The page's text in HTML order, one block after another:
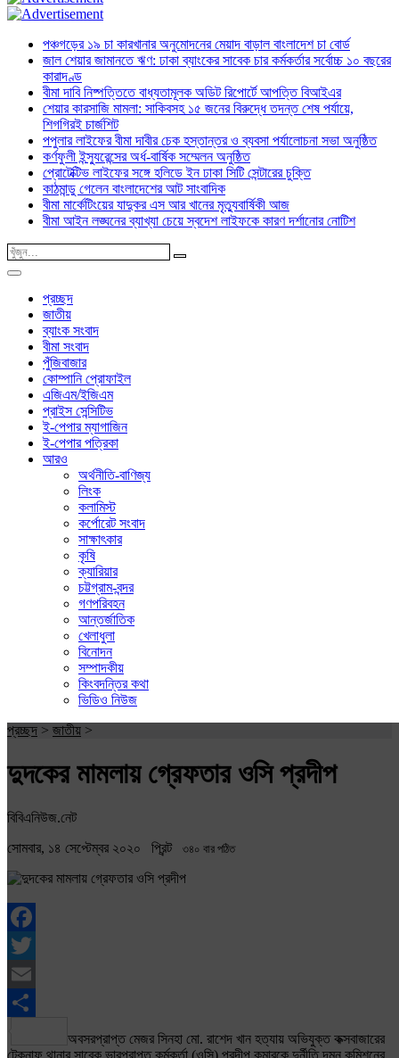
পঞ্চগড়ের ১৯ চা কারখানার অনুমোদনের মেয়াদ বাড়াল বাংলাদেশ চা বোর্ড
জাল শেয়ার জামানতে ঋণ: ঢাকা ব্যাংকের সাবেক চার কর্মকর্তার সর্বোচ্চ ১০ বছরের
কারাদণ্ড
বীমা দাবি নিষ্পত্তিতে বাধ্যতামূলক অডিট রিপোর্টে আপত্তি বিআইএর
শেয়ার কারসাজি মামলা: সাকিবসহ ১৫ জনের বিরুদ্ধে তদন্ত শেষ পর্যায়ে,
শিগগিরই চার্জশিট
পপুলার লাইফের বীমা দাবীর চেক হস্তান্তর ও ব্যবসা পর্যালোচনা সভা অনুষ্ঠিত
কর্ণফুলী ইন্স্যুরেন্সের অর্ধ-বার্ষিক সম্মেলন অনুষ্ঠিত
প্রোটেক্টিভ লাইফের সঙ্গে হলিডে ইন ঢাকা সিটি সেন্টারের চুক্তি
কাঠমান্ডু গেলেন বাংলাদেশের আট সাংবাদিক
বীমা মার্কেটিংয়ের যাদুকর এস আর খানের মৃত্যুবার্ষিকী আজ
বীমা আইন লঙ্ঘনের ব্যাখ্যা চেয়ে স্বদেশ লাইফকে কারণ দর্শানোর নোটিশ
প্রচ্ছদ
জাতীয়
ব্যাংক সংবাদ
বীমা সংবাদ
পুঁজিবাজার
কোম্পানি প্রোফাইল
এজিএম/ইজিএম
প্রাইস সেন্সিটিভ
ই-পেপার ম্যাগাজিন
ই-পেপার পত্রিকা
আরও
অর্থনীতি-বাণিজ্য
লিংক
কলামিস্ট
কর্পোরেট সংবাদ
সাক্ষাৎকার
কৃষি
ক্যারিয়ার
চট্টগ্রাম-বন্দর
গণপরিবহন
আন্তর্জাতিক
খেলাধুলা
বিনোদন
সম্পাদকীয়
কিংবদন্তির কথা
ভিডিও নিউজ
প্রচ্ছদ > জাতীয় >
দুদকের মামলায় গ্রেফতার ওসি প্রদীপ
বিবিএনিউজ.নেট
সোমবার, ১৪ সেপ্টেম্বর ২০২০ প্রিন্ট ৩৪০ বার পঠিত
Facebook
Twitter
Email
অবসরপ্রাপ্ত মেজর সিনহা মো. রাশেদ খান হত্যায় অভিযুক্ত কক্সবাজারের
টেকনাফ থানার সাবেক ভারপ্রাপ্ত কর্মকর্তা (ওসি) প্রদীপ কুমারকে দুর্নীতি দমন কমিশনের